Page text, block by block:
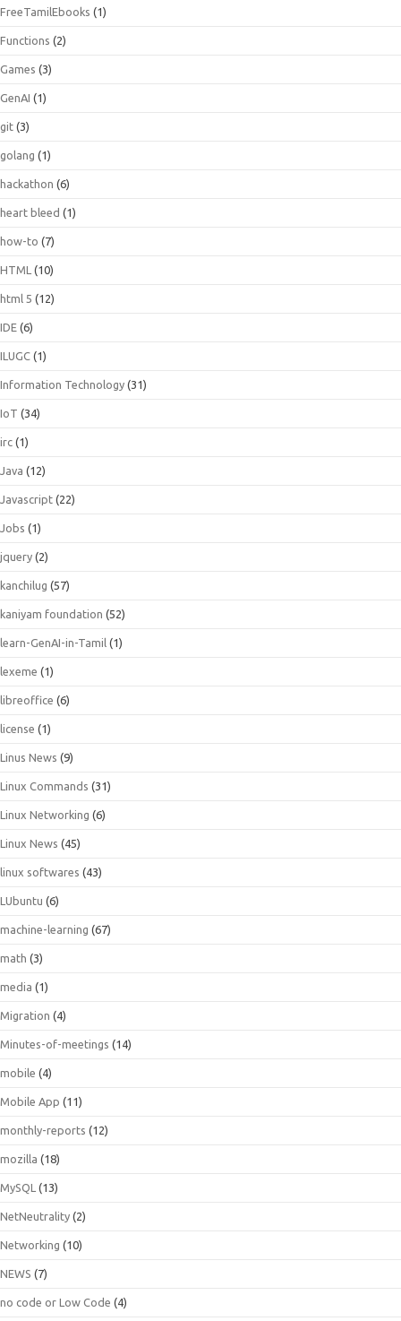
FreeTamilEbooks (1)
Functions (2)
Games (3)
GenAI (1)
git (3)
golang (1)
hackathon (6)
heart bleed (1)
how-to (7)
HTML (10)
html 5 (12)
IDE (6)
ILUGC (1)
Information Technology (31)
IoT (34)
irc (1)
Java (12)
Javascript (22)
Jobs (1)
jquery (2)
kanchilug (57)
kaniyam foundation (52)
learn-GenAI-in-Tamil (1)
lexeme (1)
libreoffice (6)
license (1)
Linus News (9)
Linux Commands (31)
Linux Networking (6)
Linux News (45)
linux softwares (43)
LUbuntu (6)
machine-learning (67)
math (3)
media (1)
Migration (4)
Minutes-of-meetings (14)
mobile (4)
Mobile App (11)
monthly-reports (12)
mozilla (18)
MySQL (13)
NetNeutrality (2)
Networking (10)
NEWS (7)
no code or Low Code (4)